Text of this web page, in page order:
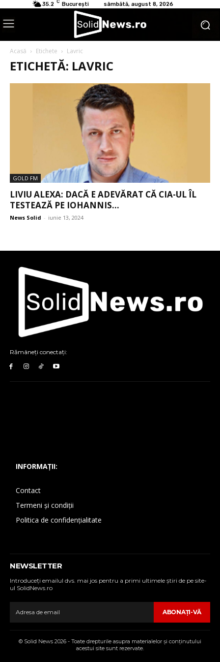
35.2 C București sâmbătă, august 8, 2026
Acasă Etichete Lavric
ETICHETĂ: LAVRIC
GOLD FM
LIVIU ALEXA: DACĂ E ADEVĂRAT CĂ CIA-UL ÎL
TESTEAZĂ PE IOHANNIS...
News Solid - iunie 13, 2024
Rămâneți conectați:
INFORMAȚII:
Contact
Termeni și condiții
Politica de confidențialitate
NEWSLETTER
Introduceţi emailul dvs. mai jos pentru a primi ultimele ştiri de pe site-
ul SolidNews.ro
ABONAŢI-VĂ
© Solid News 2026 - Toate drepturile asupra materialelor şi conţinutului
acestui site sunt rezervate.